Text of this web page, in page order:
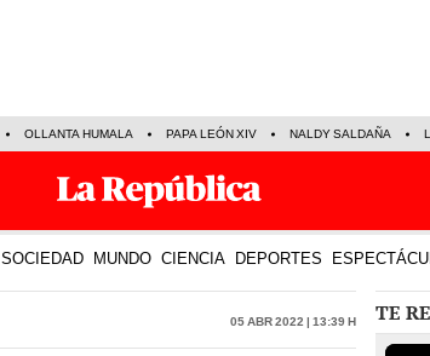
OLLANTA HUMALA PAPA LEÓN XIV NALDY SALDAÑA
SOCIEDAD MUNDO CIENCIA DEPORTES
05 Abr 2022 | 13:39 h TE